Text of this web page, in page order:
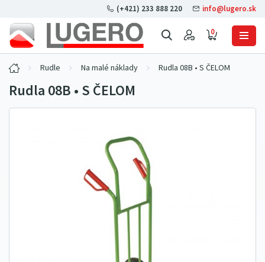
0
(+421) 233 888 220 info@lugero.sk
Rudle Na malé náklady Rudla 08B • S ČELOM
Rudla 08B • S ČELOM